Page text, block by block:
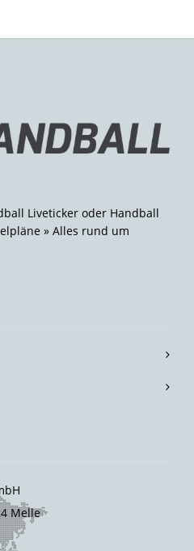
Liveticker oder Handball
» Alles rund um
Melle